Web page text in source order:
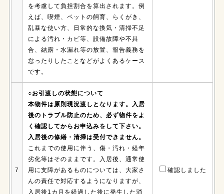
を考慮して負担割合を算出されます。例
えば、喫煙、ペットの飼育、らくがき、
乱暴な使い方、日常的な換気・清掃不足
による汚れ・カビ等、設備故障や不具
合、結露・水漏れ等の放置、報告義務を
怠ったりしたことなどがよくあるケース
です。
7
○お引渡しの状態について
本物件は原則現況渡しとなります。入居
後のトラブル防止のため、必ず物件をよ
く確認してからお申込みをして下さい。
入居後の修繕・清掃は受付できません。
これまでの使用に伴う、傷・汚れ・経年
劣化等はそのままです。入居後、通常使
用に支障があるものについては、大家さ
んの責任で対応するようになりますが、
入居後1カ月を経過した後に発生した消
確認しました